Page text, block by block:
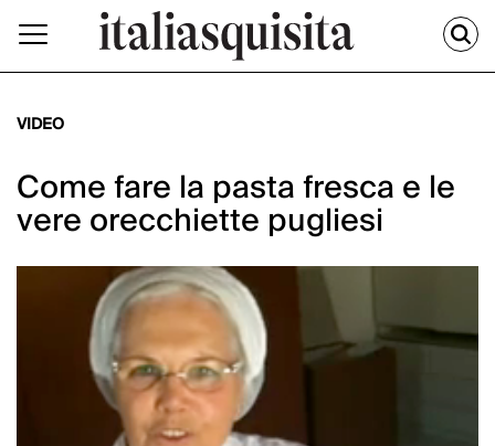
VIDEO
Come fare la pasta fresca e le
vere orecchiette pugliesi